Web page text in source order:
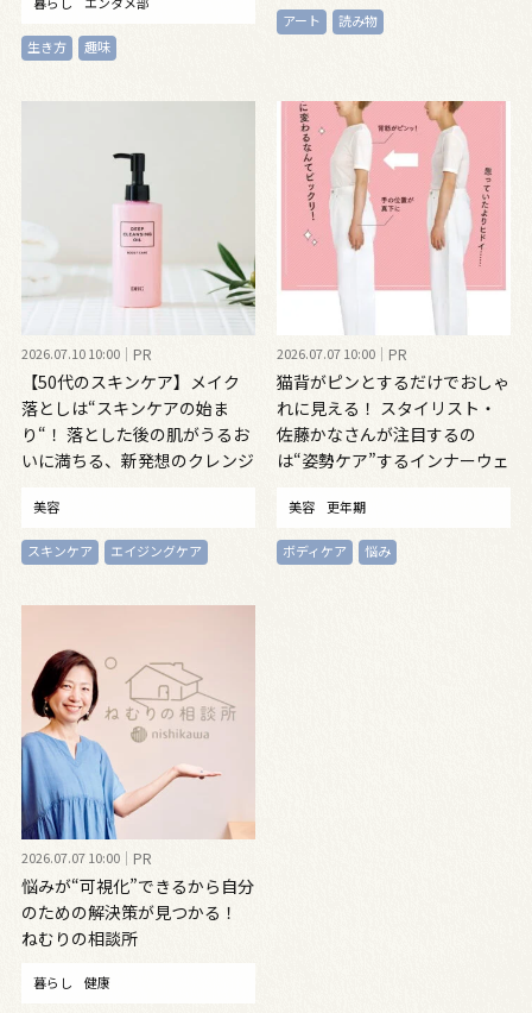
生き方 趣味
アート 読み物
2026.07.10 10:00 PR
【50代のスキンケア】メイク
落としは“スキンケアの始ま
り“！ 落とした後の肌がうるお
いに満ちる、新発想のクレンジ
美容
スキンケア エイジングケア
2026.07.07 10:00 PR
猫背がピンとするだけでおしゃ
れに見える！ スタイリスト・
佐藤かなさんが注目するの
は“姿勢ケア”するインナーウェ
美容 更年期
ボディケア 悩み
2026.07.07 10:00 PR
悩みが“可視化”できるから自分
のための解決策が見つかる！
ねむりの相談所
暮らし 健康